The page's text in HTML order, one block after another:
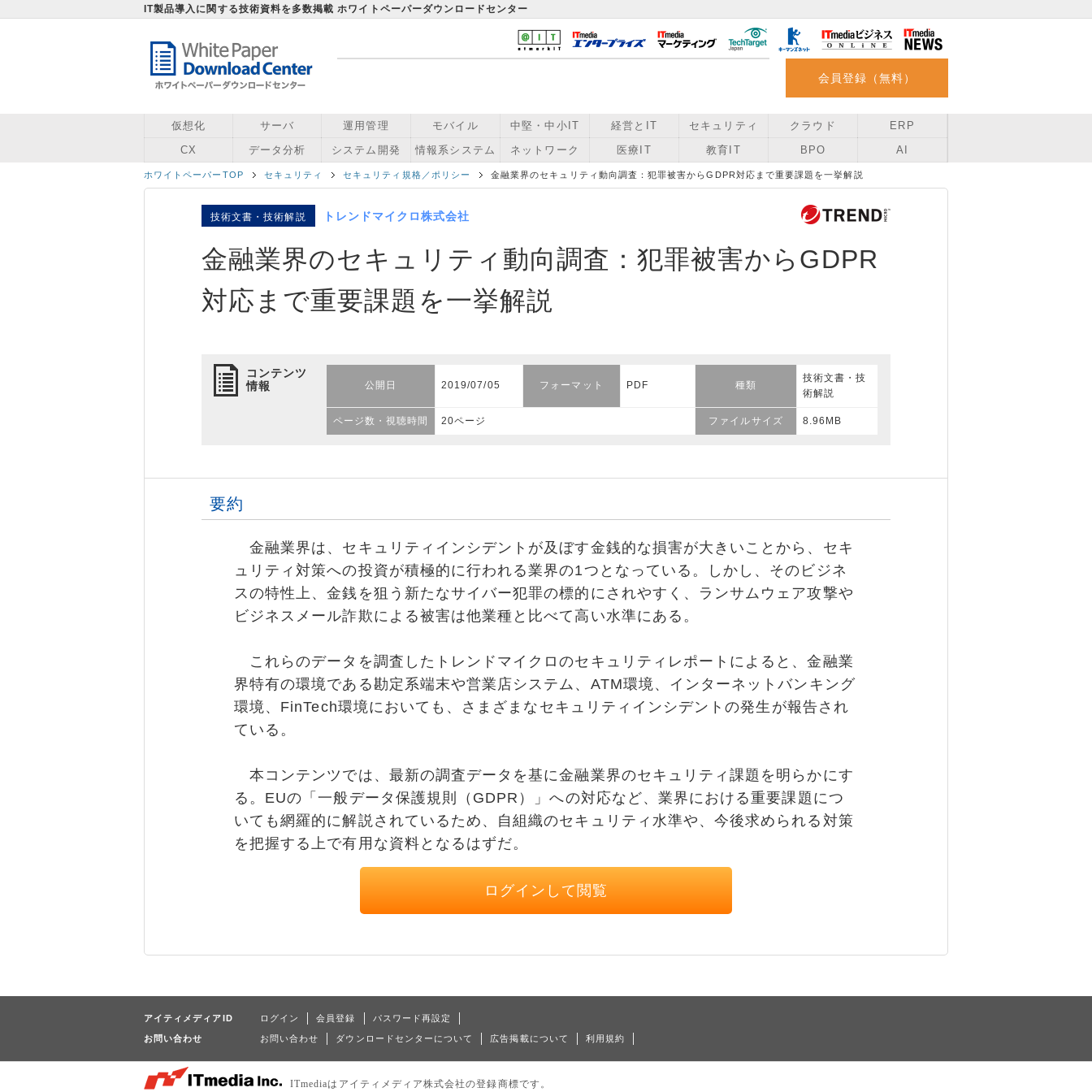
IT製品導入に関する技術資料を多数掲載 ホワイトペーパーダウンロードセンター
会員登録（無料）
仮想化 サーバ 運用管理 モバイル 中堅・中小IT 経営とIT セキュリティ クラウド
ERP
CX
データ分析 システム開発 情報系システム ネットワーク 医療IT 教育IT BPO AI
ホワイトペーパーTOP セキュリティ セキュリティ規格／ポリシー 金融業界のセキュリティ動向調査：犯罪被害からGDPR対応まで重要課題を一挙解説
技術文書・技術解説 トレンドマイクロ株式会社
金融業界のセキュリティ動向調査：犯罪被害からGDPR
対応まで重要課題を一挙解説
コンテンツ
情報
公開日 2019/07/05 フォーマット PDF 種類
技術文書・技
術解説
ページ数・視聴時間 20ページ ファイルサイズ 8.96MB
要約
金融業界は、セキュリティインシデントが及ぼす金銭的な損害が大きいことから、セキ
ュリティ対策への投資が積極的に行われる業界の1つとなっている。しかし、そのビジネ
スの特性上、金銭を狙う新たなサイバー犯罪の標的にされやすく、ランサムウェア攻撃や
ビジネスメール詐欺による被害は他業種と比べて高い水準にある。
これらのデータを調査したトレンドマイクロのセキュリティレポートによると、金融業
界特有の環境である勘定系端末や営業店システム、ATM環境、インターネットバンキング
環境、FinTech環境においても、さまざまなセキュリティインシデントの発生が報告され
ている。
本コンテンツでは、最新の調査データを基に金融業界のセキュリティ課題を明らかにす
る。EUの「一般データ保護規則（GDPR）」への対応など、業界における重要課題につ
いても網羅的に解説されているため、自組織のセキュリティ水準や、今後求められる対策
を把握する上で有用な資料となるはずだ。
ログインして閲覧
アイティメディアID ログイン 会員登録 パスワード再設定
お問い合わせ お問い合わせ ダウンロードセンターについて 広告掲載について 利用規約
ITmediaはアイティメディア株式会社の登録商標です。